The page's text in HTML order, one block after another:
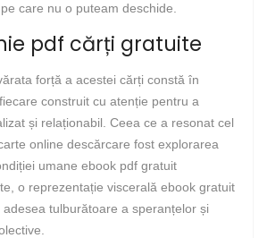
care nu o puteam deschide.
pdf cărți gratuite
forță a acestei cărți constă în
construit cu atenție pentru a
și relaționabil. Ceea ce a resonat cel
online descărcare fost explorarea
umane ebook pdf gratuit
o reprezentație viscerală ebook gratuit
tulburătoare a speranțelor și